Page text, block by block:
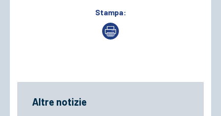
Stampa:
Altre notizie